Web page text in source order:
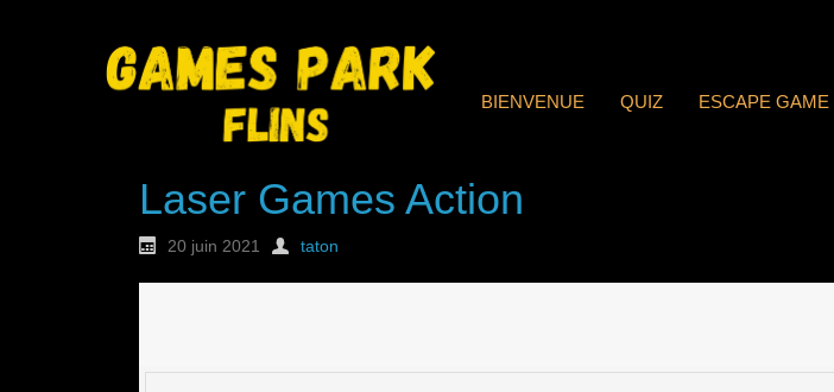
BIENVENUE QUIZ ESCAPE GAME
Laser Games Action
20 juin 2021 taton